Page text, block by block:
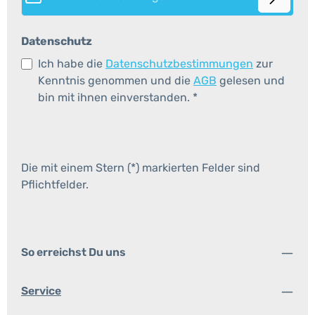
Datenschutz
Ich habe die Datenschutzbestimmungen zur
Kenntnis genommen und die AGB gelesen und
bin mit ihnen einverstanden. *
Die mit einem Stern (*) markierten Felder sind
Pflichtfelder.
So erreichst Du uns
Service